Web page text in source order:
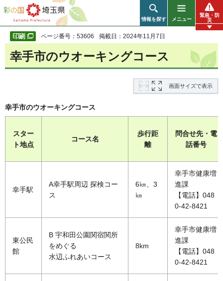
彩の国 埼玉県
情報を探す メニュー
緊急・防
災
ページ番号：53606 掲載日：2024年11月7日
幸手市のウオーキングコース
画面サイズで表示
幸手市のウオーキングコース
スター
ト地点
コース名
歩行距
離
問合せ先・電
話番号
幸手駅
A幸手駅周辺 探検コー
ス
6㎞、3
㎞
幸手市健康増
進課
【電話】048
0-42-8421
東公民
館
B 宇和田公園関宿関所
をめぐる
水辺ふれあいコース
8km
幸手市健康増
進課
【電話】048
0-42-8421